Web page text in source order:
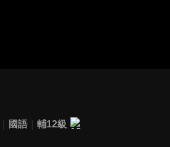
國語
輔12級